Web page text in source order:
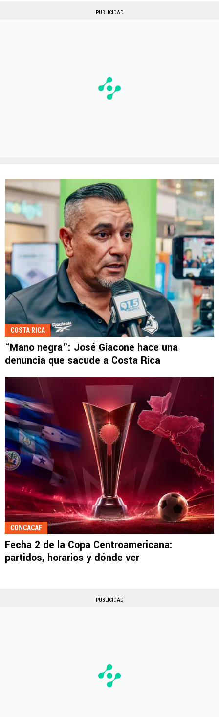
PUBLICIDAD
COSTA RICA
“Mano negra": José Giacone hace una
denuncia que sacude a Costa Rica
CONCACAF
Fecha 2 de la Copa Centroamericana:
partidos, horarios y dónde ver
PUBLICIDAD